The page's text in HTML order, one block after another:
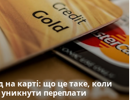
на карті: що це таке, коли
уникнути переплати